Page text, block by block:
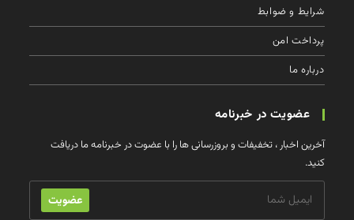
شرایط و ضوابط
پرداخت امن
درباره ما
عضویت در خبرنامه
آخرین اخبار ، تخفیفات و بروزرسانی ها را با عضوت در خبرنامه ما دریافت
کنید.
عضویت